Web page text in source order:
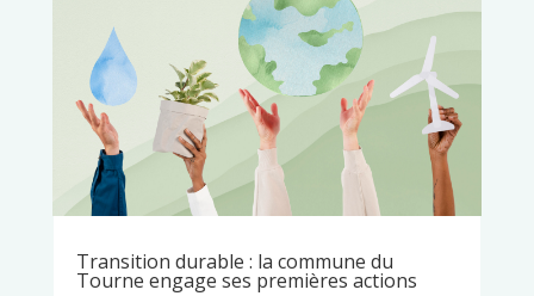
Transition durable : la commune du
Tourne engage ses premières actions